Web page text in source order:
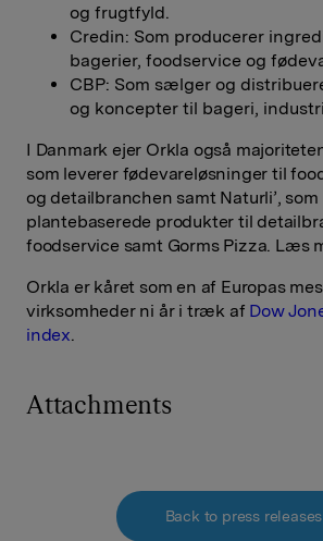
og frugtfyld.
Credin: Som producerer
bagerier, foodservice og
CBP: Som sælger og
og koncepter til bageri,
I Danmark ejer Orkla også
som leverer fødevareløsninger til
og detailbranchen samt Naturli’,
plantebaserede produkter til
foodservice samt Gorms Pizza. Læs
Orkla er kåret som en af Europas
virksomheder ni år i træk af Dow
index.
Attachments
Back to press releases